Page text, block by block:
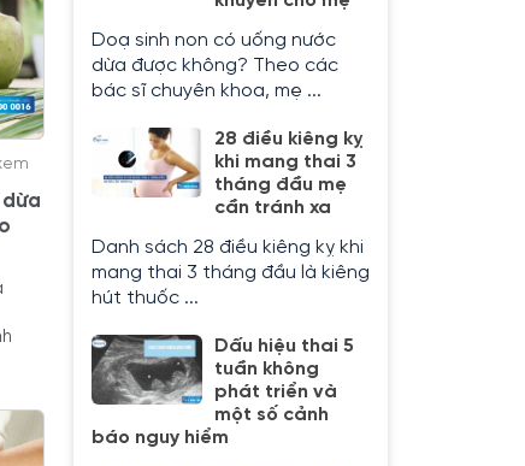
Doạ sinh non có uống nước
dừa được không? Theo các
bác sĩ chuyên khoa, mẹ ...
28 điều kiêng kỵ
khi mang thai 3
tháng đầu mẹ
cần tránh xa
Danh sách 28 điều kiêng kỵ khi
mang thai 3 tháng đầu là kiêng
hút thuốc ...
Dấu hiệu thai 5
tuần không
phát triển và
một số cảnh
báo nguy hiểm